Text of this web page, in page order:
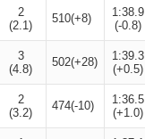
2
(2.1)
510(+8)
1:38.9
(-0.8)
3
(4.8)
502(+28)
1:39.3
(+0.5)
2
(3.2)
474(-10)
1:36.5
(+1.0)